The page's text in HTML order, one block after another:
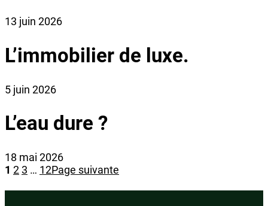
13 juin 2026
L’immobilier de luxe.
5 juin 2026
L’eau dure ?
18 mai 2026
1 2 3 … 12Page suivante